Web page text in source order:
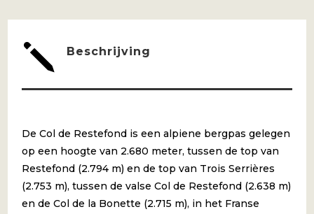
j Beschrijving
De Col de Restefond is een alpiene bergpas gelegen
op een hoogte van 2.680 meter, tussen de top van
Restefond (2.794 m) en de top van Trois Serrières
(2.753 m), tussen de valse Col de Restefond (2.638 m)
en de Col de la Bonette (2.715 m), in het Franse